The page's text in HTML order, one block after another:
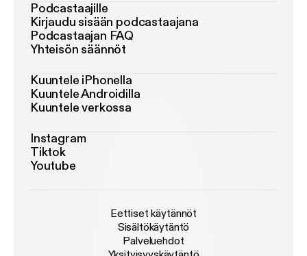
Podcastaajille
Kirjaudu sisään podcastaajana
Podcastaajan FAQ
Yhteisön säännöt
Kuuntele iPhonella
Kuuntele Androidilla
Kuuntele verkossa
Instagram
Tiktok
Youtube
Eettiset käytännöt
Sisältökäytäntö
Palveluehdot